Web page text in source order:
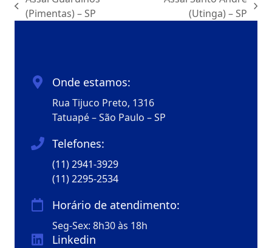
(Pimentas) – SP
(Utinga) – SP
Onde estamos:
Rua Tijuco Preto, 1316
Tatuapé – São Paulo – SP
Telefones:
(11) 2941-3929
(11) 2295-2534
Horário de atendimento:
Seg-Sex: 8h30 às 18h
Linkedin